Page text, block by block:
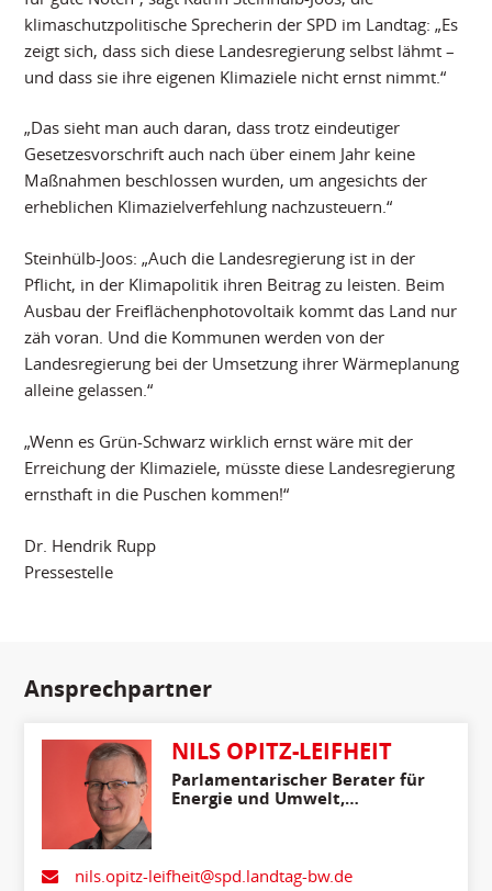
klimaschutzpolitische Sprecherin der SPD im Landtag: „Es
zeigt sich, dass sich diese Landesregierung selbst lähmt –
und dass sie ihre eigenen Klimaziele nicht ernst nimmt.“
„Das sieht man auch daran, dass trotz eindeutiger
Gesetzesvorschrift auch nach über einem Jahr keine
Maßnahmen beschlossen wurden, um angesichts der
erheblichen Klimazielverfehlung nachzusteuern.“
Steinhülb-Joos: „Auch die Landesregierung ist in der
Pflicht, in der Klimapolitik ihren Beitrag zu leisten. Beim
Ausbau der Freiflächenphotovoltaik kommt das Land nur
zäh voran. Und die Kommunen werden von der
Landesregierung bei der Umsetzung ihrer Wärmeplanung
alleine gelassen.“
„Wenn es Grün-Schwarz wirklich ernst wäre mit der
Erreichung der Klimaziele, müsste diese Landesregierung
ernsthaft in die Puschen kommen!“
Dr. Hendrik Rupp
Pressestelle
Ansprechpartner
NILS OPITZ-LEIFHEIT
Parlamentarischer Berater für
Energie und Umwelt,
nils.opitz-leifheit@spd.landtag-bw.de